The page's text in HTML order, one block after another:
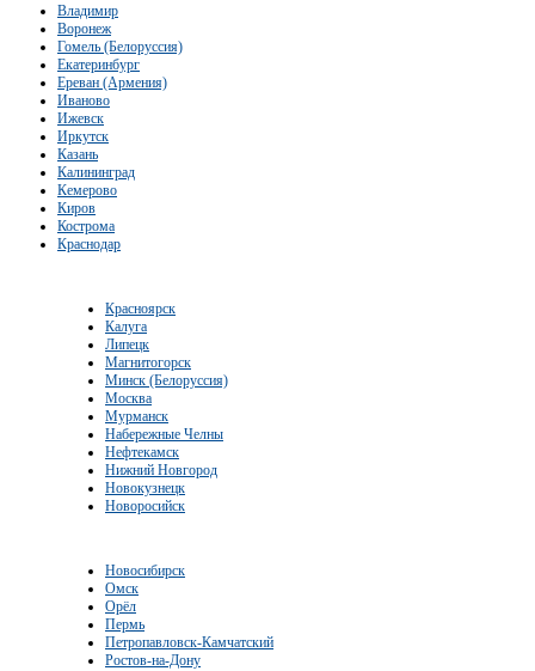
Владимир
Воронеж
Гомель (Белоруссия)
Екатеринбург
Ереван (Армения)
Иваново
Ижевск
Иркутск
Казань
Калининград
Кемерово
Киров
Кострома
Краснодар
Красноярск
Калуга
Липецк
Магнитогорск
Минск (Белоруссия)
Москва
Мурманск
Набережные Челны
Нефтекамск
Нижний Новгород
Новокузнецк
Новоросийск
Новосибирск
Омск
Орёл
Пермь
Петропавловск-Камчатский
Ростов-на-Дону